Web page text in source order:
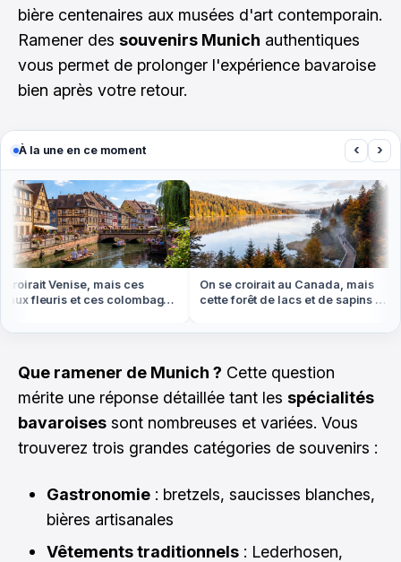
bière centenaires aux musées d'art contemporain.
Ramener des souvenirs Munich authentiques
vous permet de prolonger l'expérience bavaroise
bien après votre retour.
À la une en ce moment ‹ ›
Venise, mais ces
fleuris et ces colombages
On se croirait au Canada, mais
cette forêt de lacs et de sapins est
Que ramener de Munich ? Cette question
mérite une réponse détaillée tant les spécialités
bavaroises sont nombreuses et variées. Vous
trouverez trois grandes catégories de souvenirs :
Gastronomie : bretzels, saucisses blanches,
bières artisanales
Vêtements traditionnels : Lederhosen,